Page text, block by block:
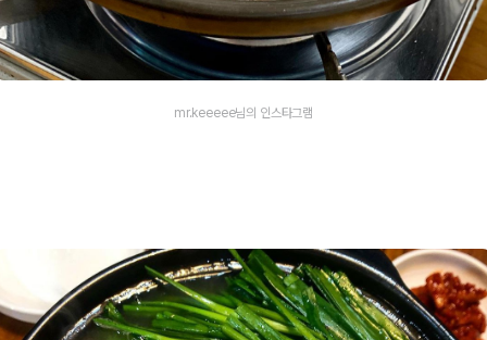
mr.keeeee님의 인스타그램